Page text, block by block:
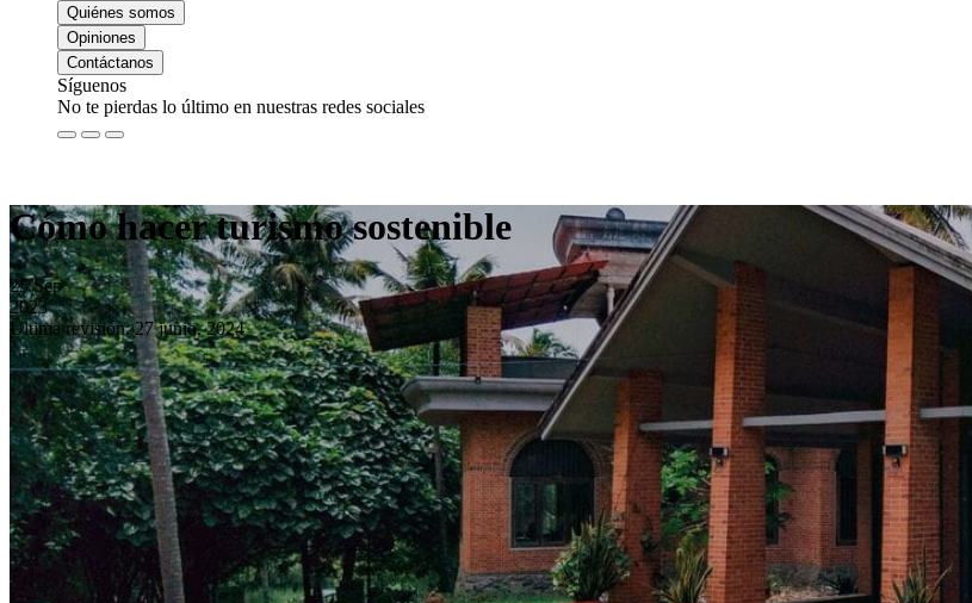
Quiénes somos
Opiniones
Contáctanos
Síguenos
No te pierdas lo último en nuestras redes sociales
Cómo hacer turismo sostenible
25 Sep
2023
Última revisión: 27 junio, 2024